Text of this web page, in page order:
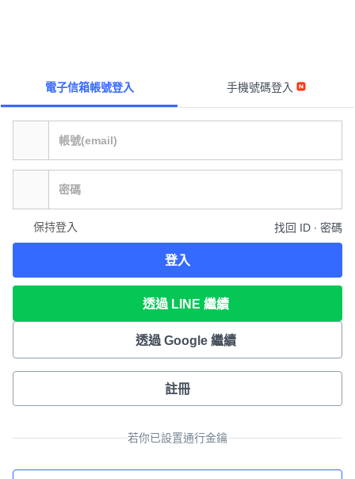
電子信箱帳號登入 手機號碼登入
保持登入 找回 ID ∙ 密碼
登入
透過 LINE 繼續
透過 Google 繼續
註冊
若你已設置通行金鑰